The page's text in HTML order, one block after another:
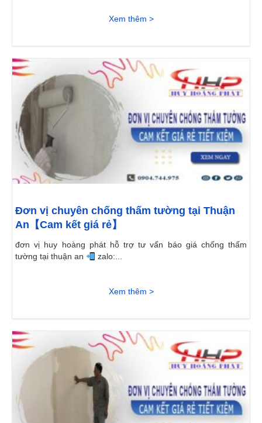
Xem thêm >
Đơn vị chuyên chống thấm tường tại Thuận
An【Cam kết giá rẻ】
đơn vị huy hoàng phát hỗ trợ tư vấn báo giá chống thấm
tường tại thuận an
zalo:...
Xem thêm >